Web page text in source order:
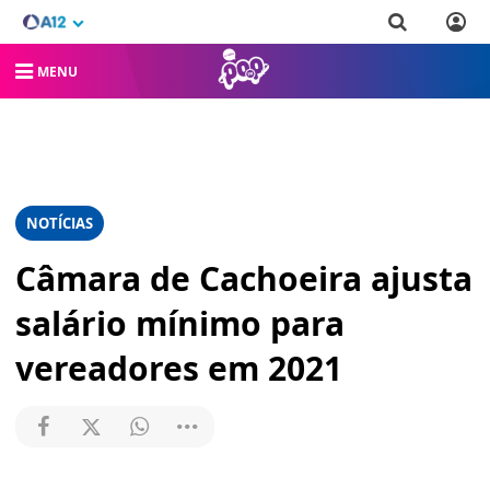
MENU
NOTÍCIAS
Câmara de Cachoeira ajusta
salário mínimo para
vereadores em 2021